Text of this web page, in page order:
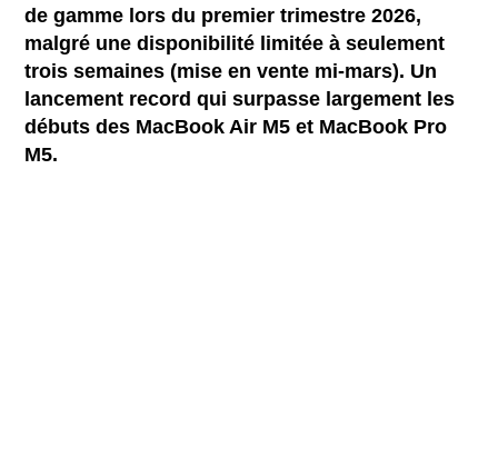
de gamme lors du premier trimestre 2026,
malgré une disponibilité limitée à seulement
trois semaines (mise en vente mi-mars). Un
lancement record qui surpasse largement les
débuts des MacBook Air M5 et MacBook Pro
M5.